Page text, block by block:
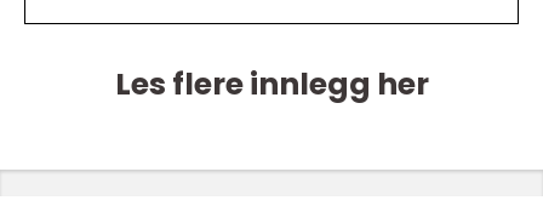
Les flere innlegg her